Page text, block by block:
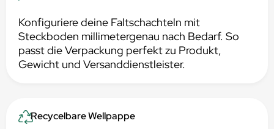
Konfiguriere deine Faltschachteln mit
Steckboden millimetergenau nach Bedarf. So
passt die Verpackung perfekt zu Produkt,
Gewicht und Versanddienstleister.
Recycelbare Wellpappe